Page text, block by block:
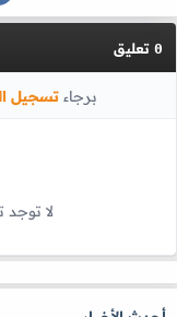
0 تعليق
برجاءتسجيل
لا